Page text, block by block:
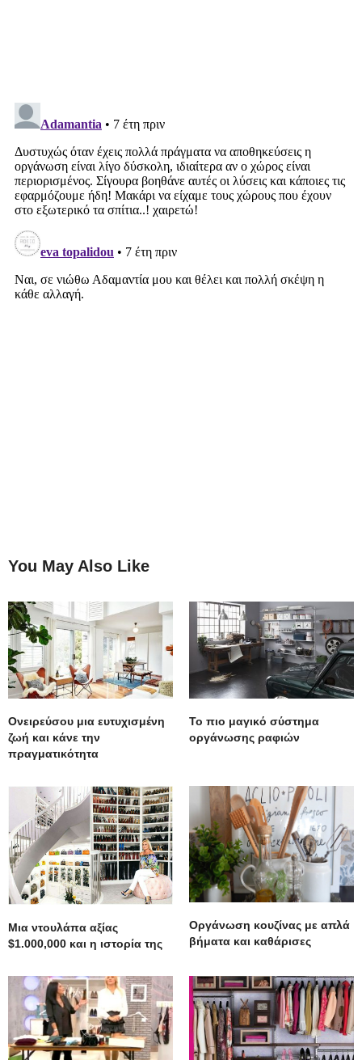
You May Also Like
Ονειρεύσου μια ευτυχισμένη
ζωή και κάνε την
πραγματικότητα
To πιο μαγικό σύστημα
οργάνωσης ραφιών
Μια ντουλάπα αξίας
$1.000,000 και η ιστορία της
Οργάνωση κουζίνας με απλά
βήματα και καθάρισες